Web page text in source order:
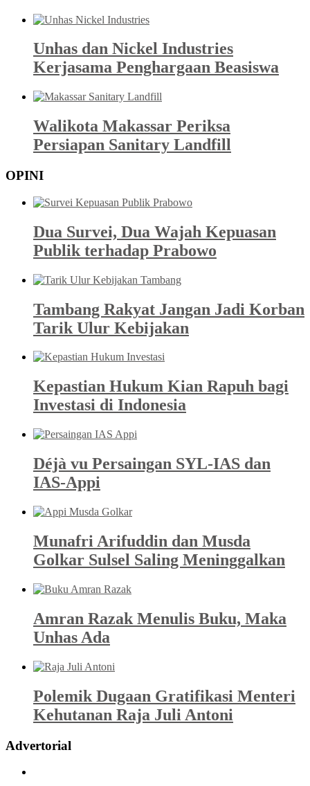
Unhas dan Nickel Industries
Kerjasama Penghargaan Beasiswa
Walikota Makassar Periksa
Persiapan Sanitary Landfill
OPINI
Dua Survei, Dua Wajah Kepuasan
Publik terhadap Prabowo
Tambang Rakyat Jangan Jadi Korban
Tarik Ulur Kebijakan
Kepastian Hukum Kian Rapuh bagi
Investasi di Indonesia
Déjà vu Persaingan SYL-IAS dan
IAS-Appi
Munafri Arifuddin dan Musda
Golkar Sulsel Saling Meninggalkan
Amran Razak Menulis Buku, Maka
Unhas Ada
Polemik Dugaan Gratifikasi Menteri
Kehutanan Raja Juli Antoni
Advertorial